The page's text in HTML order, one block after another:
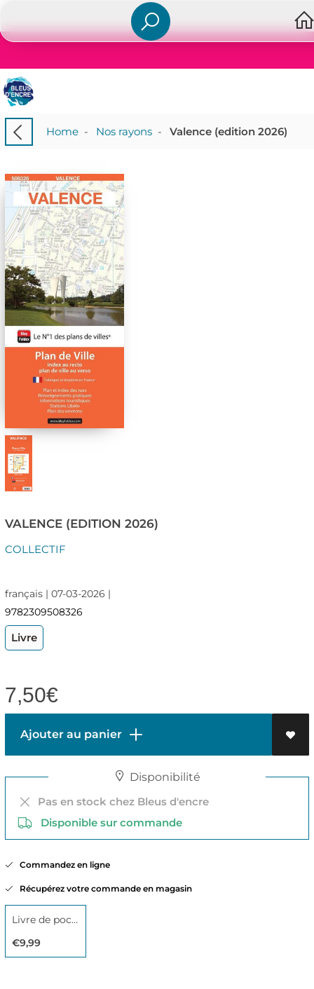
Home- Nos rayons- Valence (edition 2026)
VALENCE (EDITION 2026)
COLLECTIF
français | 07-03-2026 |
9782309508326
Livre
7,50€
Ajouter au panier
Disponibilité
Pas en stock chez Bleus d'encre
Disponible sur commande
Commandez en ligne
Récupérez votre commande en magasin
Livre de poche
€9,99